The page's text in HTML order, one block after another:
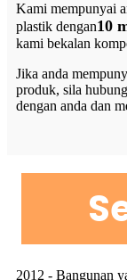
Kami mempunyai
plastik dengan10
kami bekalan
Jika anda
produk, sila
dengan anda dan
2012 - Bangunan